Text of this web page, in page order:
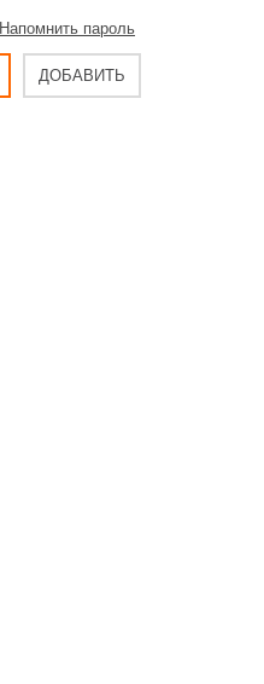
Напомнить пароль
ДОБАВИТЬ